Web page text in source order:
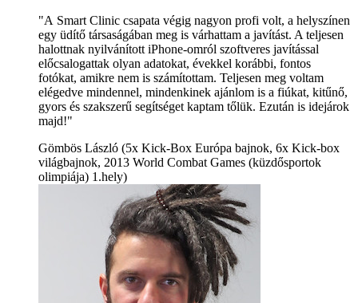
"A Smart Clinic csapata végig nagyon profi volt, a helyszínen
egy üdítő társaságában meg is várhattam a javítást. A teljesen
halottnak nyilvánított iPhone-omról szoftveres javítással
előcsalogattak olyan adatokat, évekkel korábbi, fontos
fotókat, amikre nem is számítottam. Teljesen meg voltam
elégedve mindennel, mindenkinek ajánlom is a fiúkat, kitűnő,
gyors és szakszerű segítséget kaptam tőlük. Ezután is idejárok
majd!"
Gömbös László (5x Kick-Box Európa bajnok, 6x Kick-box
világbajnok, 2013 World Combat Games (küzdősportok
olimpiája) 1.hely)